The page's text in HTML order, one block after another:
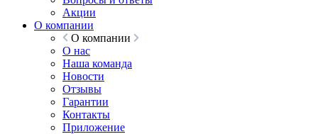
Акции
О компании
О компании
О нас
Наша команда
Новости
Отзывы
Гарантии
Контакты
Приложение